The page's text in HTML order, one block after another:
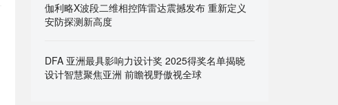
伽利略X波段二维相控阵雷达震撼发布 重新定义
安防探测新高度
DFA 亚洲最具影响力设计奖 2025得奖名单揭晓
设计智慧聚焦亚洲 前瞻视野傲视全球